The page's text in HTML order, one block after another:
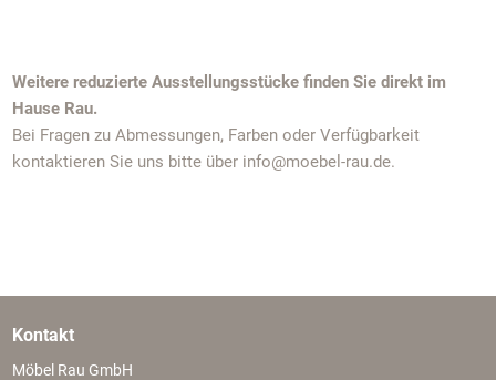
Weitere reduzierte Ausstellungsstücke finden Sie direkt im
Hause Rau.
Bei Fragen zu Abmessungen, Farben oder Verfügbarkeit
kontaktieren Sie uns bitte über info@moebel-rau.de.
Kontakt
Möbel Rau GmbH